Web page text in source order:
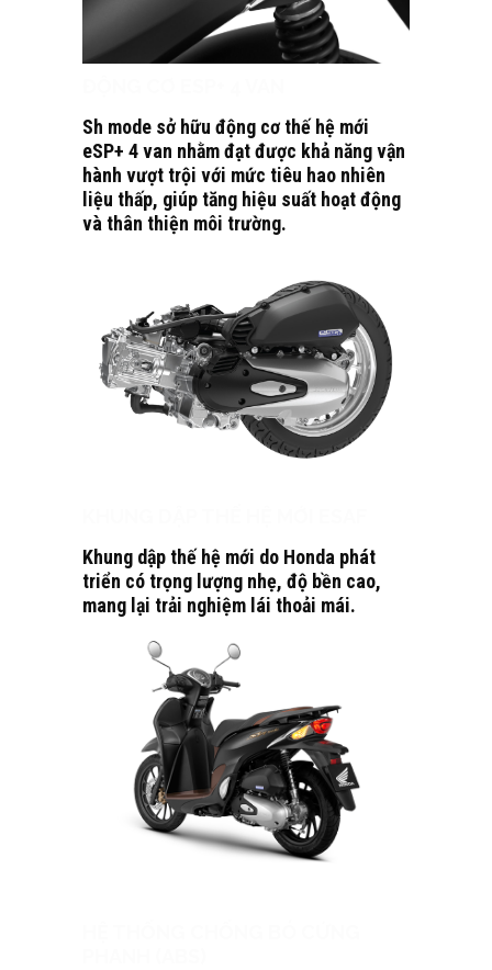
Sh mode sở hữu động cơ thế hệ mới
eSP+ 4 van nhằm đạt được khả năng vận
hành vượt trội với mức tiêu hao nhiên
liệu thấp, giúp tăng hiệu suất hoạt động
và thân thiện môi trường.
Khung dập thế hệ mới do Honda phát
triển có trọng lượng nhẹ, độ bền cao,
mang lại trải nghiệm lái thoải mái.